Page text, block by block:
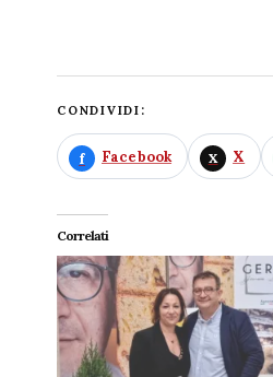
CONDIVIDI:
Facebook X
Correlati